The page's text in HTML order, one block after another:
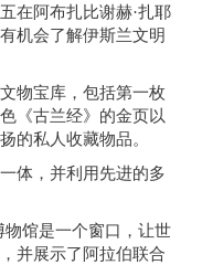
在阿布扎比谢赫·扎耶
机会了解伊斯兰文明
物宝库，包括第一枚
《古兰经》的金页以
的私人收藏物品。
体，并利用先进的多
物馆是一个窗口，让世
并展示了阿拉伯联合